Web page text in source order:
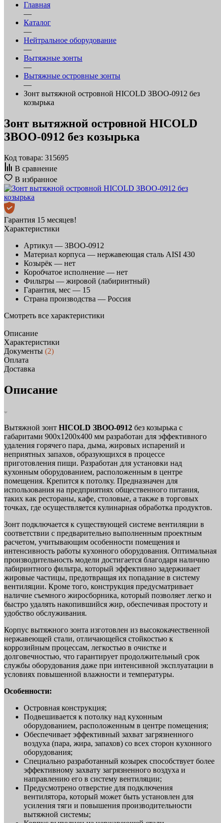
Главная
—
Каталог
—
Нейтральное оборудование
—
Вытяжные зонты
—
Вытяжные островные зонты
—
Зонт вытяжной островной HICOLD ЗВОО-0912 без
козырька
Зонт вытяжной островной HICOLD
ЗВОО-0912 без козырька
Код товара: 315695
В сравнение
В избранное
Гарантия 15 месяцев!
Характеристики
Артикул — ЗВОО-0912
Материал корпуса — нержавеющая сталь AISI 430
Козырёк — нет
Коробчатое исполнение — нет
Фильтры — жировой (лабиринтный)
Гарантия, мес — 15
Страна производства — Россия
Смотреть все характеристики
Описание
Характеристики
Документы (2)
Оплата
Доставка
Описание
Вытяжной зонт HICOLD ЗВОО-0912 без козырька с
габаритами 900х1200х400 мм разработан для эффективного
удаления горячего пара, дыма, жировых испарений и
неприятных запахов, образующихся в процессе
приготовления пищи. Разработан для установки над
кухонным оборудованием, расположенным в центре
помещения. Крепится к потолку. Предназначен для
использования на предприятиях общественного питания,
таких как рестораны, кафе, столовые, а также в торговых
точках, где осуществляется кулинарная обработка продуктов.
Зонт подключается к существующей системе вентиляции в
соответствии с предварительно выполненным проектным
расчетом, учитывающим особенности помещения и
интенсивность работы кухонного оборудования. Оптимальная
производительность модели достигается благодаря наличию
лабиринтного фильтра, который эффективно задерживает
жировые частицы, предотвращая их попадание в систему
вентиляции. Кроме того, конструкция предусматривает
наличие съемного жиросборника, который позволяет легко и
быстро удалять накопившийся жир, обеспечивая простоту и
удобство обслуживания.
Корпус вытяжного зонта изготовлен из высококачественной
нержавеющей стали, отличающейся стойкостью к
коррозийным процессам, легкостью в очистке и
долговечностью, что гарантирует продолжительный срок
службы оборудования даже при интенсивной эксплуатации в
условиях повышенной влажности и температуры.
Особенности:
Островная конструкция;
Подвешивается к потолку над кухонным
оборудованием, расположенным в центре помещения;
Обеспечивает эффективный захват загрязненного
воздуха (пара, жира, запахов) со всех сторон кухонного
оборудования;
Специально разработанный козырек способствует более
эффективному захвату загрязненного воздуха и
направлению его в систему вентиляции;
Предусмотрено отверстие для подключения
вентилятора, который может быть установлен для
усиления тяги и повышения производительности
вытяжной системы;